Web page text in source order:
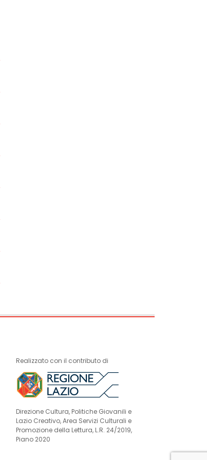
Realizzato con il contributo di
Direzione Cultura, Politiche Giovanili e
Lazio Creativo, Area Servizi Culturali e
Promozione della Lettura, L.R. 24/2019,
Piano 2020